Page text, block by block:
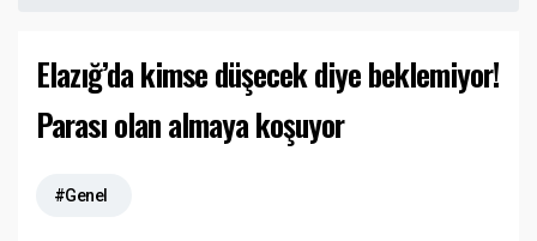
Elazığ’da kimse düşecek diye beklemiyor!
Parası olan almaya koşuyor
#Genel